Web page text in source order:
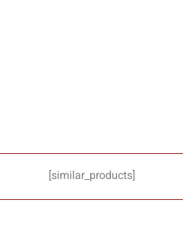
[similar_products]